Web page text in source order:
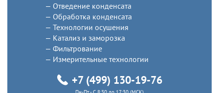
Отведение конденсата
Обработка конденсата
Технологии осушения
Катализ и заморозка
Фильтрование
Измерительные технологии
+7 (499) 130-19-76